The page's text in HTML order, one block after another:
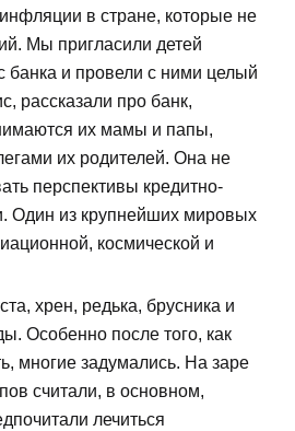
в стране, которые не
Мы пригласили детей
банка и провели с ними целый
рассказали про банк,
их мамы и папы,
их родителей. Она не
перспективы кредитно-
Один из крупнейших мировых
космической и
хрен, редька, брусника и
Особенно после того, как
многие задумались. На заре
считали, в основном,
лечиться